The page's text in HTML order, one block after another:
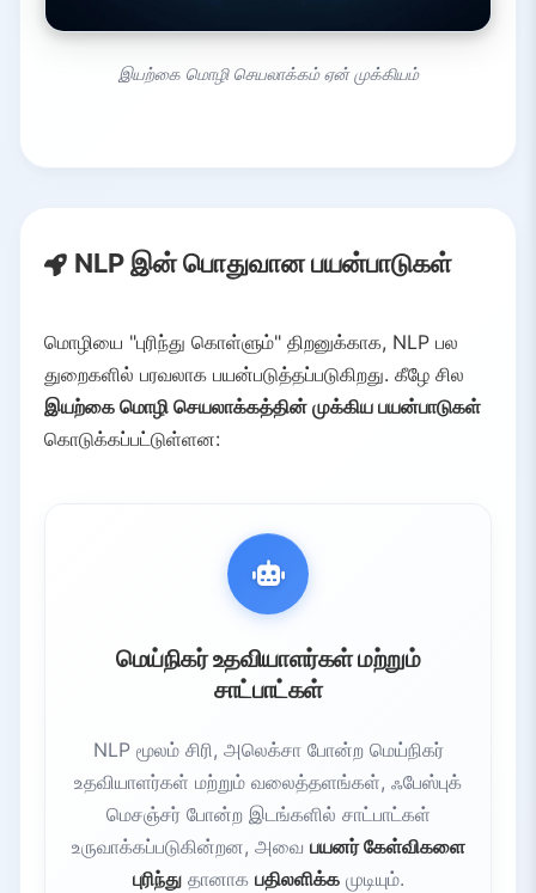
இயற்கை மொழி செயலாக்கம் ஏன் முக்கியம்
NLP இன் பொதுவான பயன்பாடுகள்
மொழியை "புரிந்து கொள்ளும்" திறனுக்காக, NLP பல
துறைகளில் பரவலாக பயன்படுத்தப்படுகிறது. கீழே சில
இயற்கை மொழி செயலாக்கத்தின் முக்கிய பயன்பாடுகள்
கொடுக்கப்பட்டுள்ளன:
மெய்நிகர் உதவியாளர்கள் மற்றும்
சாட்பாட்கள்
NLP மூலம் சிரி, அலெக்சா போன்ற மெய்நிகர்
உதவியாளர்கள் மற்றும் வலைத்தளங்கள், ஃபேஸ்புக்
மெசஞ்சர் போன்ற இடங்களில் சாட்பாட்கள்
உருவாக்கப்படுகின்றன, அவை பயனர் கேள்விகளை
புரிந்துதானாக பதிலளிக்கமுடியும்.